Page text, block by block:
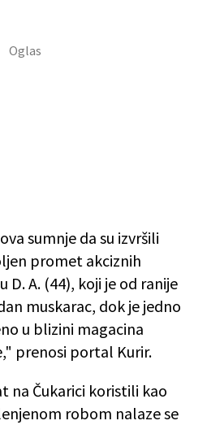
sumnje da su izvršili
promet akciznih
D. A. (44), koji je od ranije
muskarac, dok je jedno
u blizini magacina
prenosi portal Kurir.
na Čukarici koristili kao
robom nalaze se